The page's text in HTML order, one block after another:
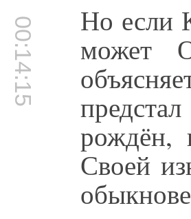
00:14:15 Но если
может
рождён,
Своей